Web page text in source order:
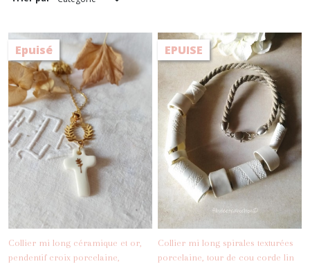
Epuisé
Collier mi long céramique et or,
pendentif croix porcelaine,
EPUISE
Collier mi long spirales texturées
porcelaine, tour de cou corde lin
(2)
Sautoirs
(6)
Afficher
les
résultats